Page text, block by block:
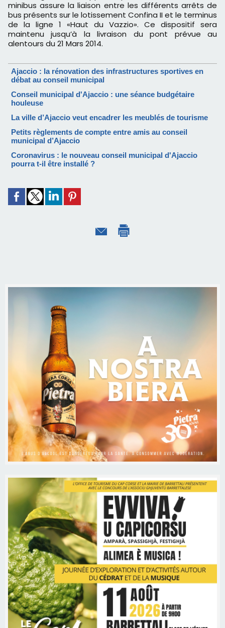
minibus assure la liaison entre les différents arrêts de
bus présents sur le lotissement Confina II et le terminus
de la ligne 1 «Haut du Vazzio». Ce dispositif sera
maintenu jusqu’à lalivraison du pont prévue au
alentours du 21 Mars 2014.
Ajaccio : la rénovation des infrastructures sportives en
débat au conseil municipal
Conseil municipal d'Ajaccio : une séance budgétaire
houleuse
La ville d’Ajaccio veut encadrer les meublés de tourisme
Petits règlements de compte entre amis au conseil
municipal d’Ajaccio
Coronavirus : le nouveau conseil municipal d'Ajaccio
pourra t-il être installé ?